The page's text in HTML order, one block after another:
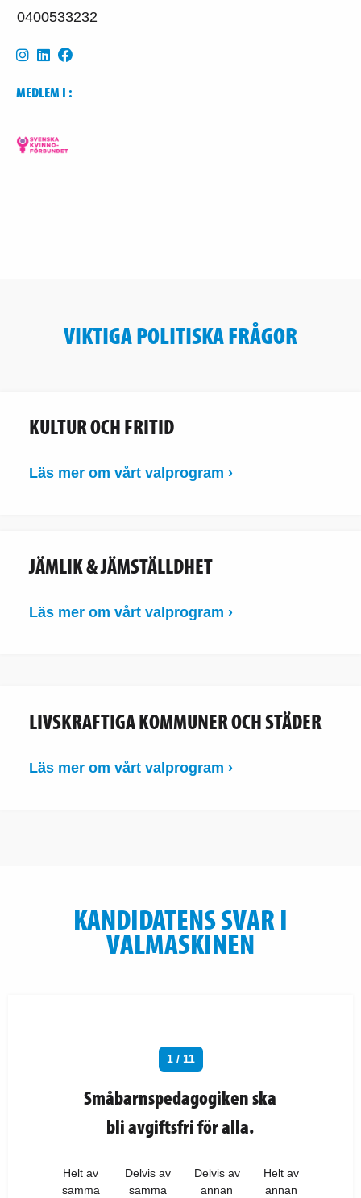
0400533232
MEDLEM I :
VIKTIGA POLITISKA FRÅGOR
KULTUR OCH FRITID
Läs mer om vårt valprogram ›
JÄMLIK & JÄMSTÄLLDHET
Läs mer om vårt valprogram ›
LIVSKRAFTIGA KOMMUNER OCH STÄDER
Läs mer om vårt valprogram ›
KANDIDATENS SVAR I
VALMASKINEN
1 / 11
Småbarnspedagogiken ska
bli avgiftsfri för alla.
Helt av
samma
Delvis av
samma
Delvis av
annan
Helt av
annan